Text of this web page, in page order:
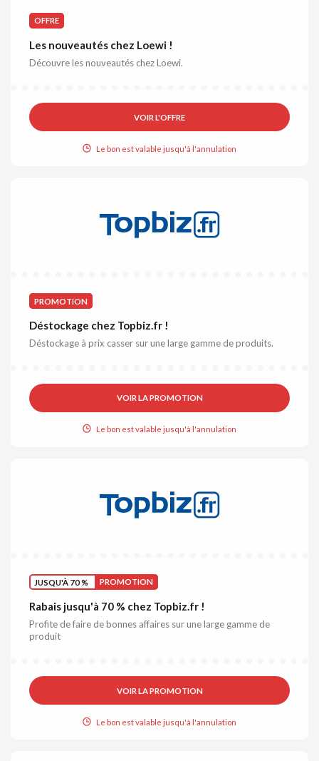
OFFRE
Les nouveautés chez Loewi !
Découvre les nouveautés chez Loewi.
VOIR L'OFFRE
Le bon est valable jusqu'à l'annulation
PROMOTION
Déstockage chez Topbiz.fr !
Déstockage à prix casser sur une large gamme de produits.
VOIR LA PROMOTION
Le bon est valable jusqu'à l'annulation
JUSQU'À 70 % PROMOTION
Rabais jusqu'à 70 % chez Topbiz.fr !
Profite de faire de bonnes affaires sur une large gamme de
produit
VOIR LA PROMOTION
Le bon est valable jusqu'à l'annulation